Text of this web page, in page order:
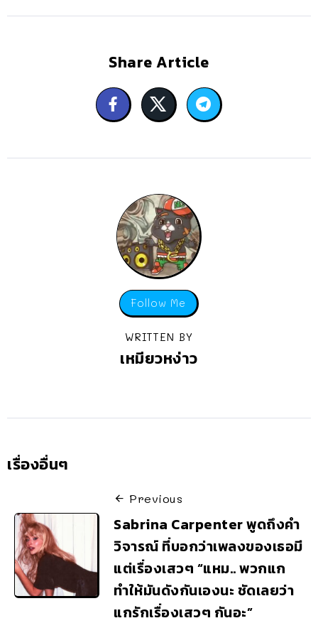
Share Article
Follow Me
WRITTEN BY
เหมียวหง่าว
เรื่องอื่นๆ
Previous
Sabrina Carpenter พูดถึงคำ
วิจารณ์ ที่บอกว่าเพลงของเธอมี
แต่เรื่องเสวๆ “แหม.. พวกแก
ทำให้มันดังกันเองนะ ชัดเลยว่า
แกรักเรื่องเสวๆ กันอะ”